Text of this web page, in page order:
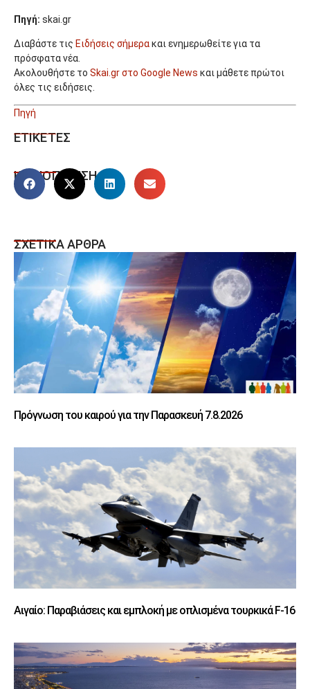
Πηγή: skai.gr
Διαβάστε τις Ειδήσεις σήμερακαι ενημερωθείτε για τα
πρόσφατα νέα.
Ακολουθήστε το Skai.gr στο Google News και μάθετε πρώτοι
όλες τις ειδήσεις.
Πηγή
ΕΤΙΚΕΤΕΣ
ΚΟΙΝΟΠΟΙΗΣΗ
ΣΧΕΤΙΚΑ ΑΡΘΡΑ
Πρόγνωση του καιρού για την Παρασκευή 7.8.2026
Αιγαίο: Παραβιάσεις και εμπλοκή με οπλισμένα τουρκικά F-16